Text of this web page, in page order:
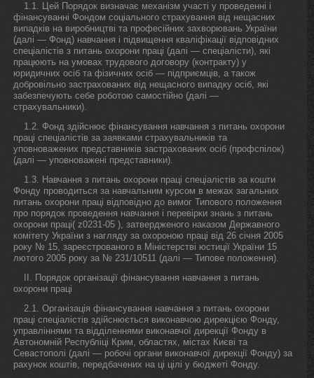
1.1. Цей Порядок визначає механізм участі у проведенні і
фінансуванні Фондом соціального страхування від нещасних
випадків на виробництві та професійних захворювань України
(далі — Фонд) навчання і підвищення кваліфікації відповідних
спеціалістів з питань охорони праці (далі — спеціалісти), які
працюють на умовах трудового договору (контракту) у
юридичних осіб та фізичних осіб — підприємців, а також
добровільно застрахованих від нещасного випадку осіб, які
забезпечують себе роботою самостійно (далі —
страхувальники).
1.2. Фонд здійснює фінансування навчання з питань охорони
праці спеціалістів за заявками страхувальників та
уповноважених представників застрахованих осіб (профспілок)
(далі — уповноважені представники).
1.3. Навчання з питань охорони праці спеціалістів за кошти
Фонду проводиться за навчальним курсом в межах загальних
питань охорони праці відповідно до вимог Типового положення
про порядок проведення навчання і перевірки знань з питань
охорони праці( z0231-05 ), затвердженого наказом Державного
комітету України з нагляду за охороною праці від 26 січня 2005
року № 15, зареєстрованого в Міністерстві юстиції України 15
лютого 2005 року за № 231/10511 (далі — Типове положення).
ІІ. Порядок організації фінансування навчання з питань
охорони праці
2.1. Організація фінансування навчання з питань охорони
праці спеціалістів здійснюється виконавчою дирекцією Фонду,
управліннями та відділеннями виконавчої дирекції Фонду в
Автономній Республіці Крим, областях, містах Києві та
Севастополі (далі — робочі органи виконавчої дирекції Фонду) за
рахунок коштів, передбачених на ці цілі у бюджеті Фонду.